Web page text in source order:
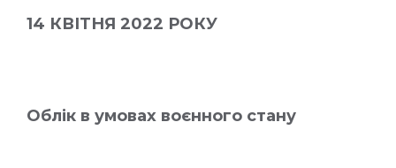
14 КВІТНЯ 2022 РОКУ
Облік в умовах воєнного стану